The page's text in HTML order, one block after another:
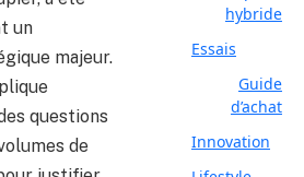
un
majeur.
questions
de
hybride
Essais
Guide
d’achat
Innovation